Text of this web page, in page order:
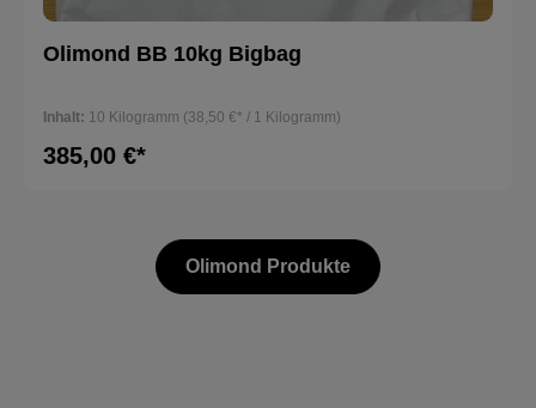
Durchschnittliche Bewertung von 0 von 5 Sternen
Olimond BB 10kg Bigbag
Inhalt: 10 Kilogramm (38,50 €* / 1 Kilogramm)
385,00 €*
Olimond Produkte